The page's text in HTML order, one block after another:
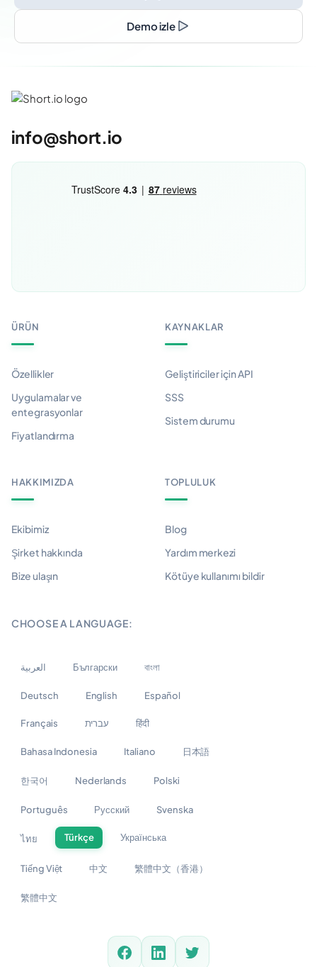
Demo izle
info@short.io
ÜRÜN
Özellikler
Uygulamalar ve
entegrasyonlar
Fiyatlandırma
KAYNAKLAR
Geliştiriciler için API
SSS
Sistem durumu
HAKKIMIZDA
Ekibimiz
Şirket hakkında
Bize ulaşın
TOPLULUK
Blog
Yardım merkezi
Kötüye kullanımı bildir
CHOOSE A LANGUAGE:
العربية Български বাংলা
Deutsch English Español
Français עברית हिंदी
Bahasa Indonesia Italiano 日本語
한국어 Nederlands Polski
Português Русский Svenska
ไทย Türkçe Українська
Tiếng Việt 中文 繁體中文（香港）
繁體中文